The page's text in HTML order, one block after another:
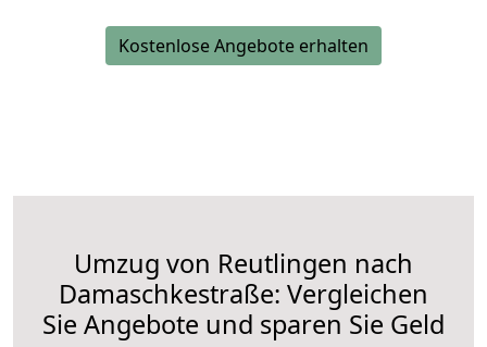
Kostenlose Angebote erhalten
Umzug von Reutlingen nach
Damaschkestraße: Vergleichen
Sie Angebote und sparen Sie Geld